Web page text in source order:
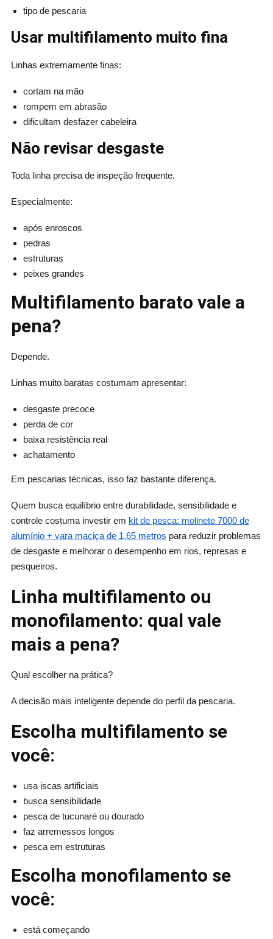
tipo de pescaria
Usar multifilamento muito fina
Linhas extremamente finas:
cortam na mão
rompem em abrasão
dificultam desfazer cabeleira
Não revisar desgaste
Toda linha precisa de inspeção frequente.
Especialmente:
após enroscos
pedras
estruturas
peixes grandes
Multifilamento barato vale a
pena?
Depende.
Linhas muito baratas costumam apresentar:
desgaste precoce
perda de cor
baixa resistência real
achatamento
Em pescarias técnicas, isso faz bastante diferença.
Quem busca equilíbrio entre durabilidade, sensibilidade e
controle costuma investir em kit de pesca: molinete 7000 de
alumínio + vara maciça de 1,65 metros para reduzir problemas
de desgaste e melhorar o desempenho em rios, represas e
pesqueiros.
Linha multifilamento ou
monofilamento: qual vale
mais a pena?
Qual escolher na prática?
A decisão mais inteligente depende do perfil da pescaria.
Escolha multifilamento se
você:
usa iscas artificiais
busca sensibilidade
pesca de tucunaré ou dourado
faz arremessos longos
pesca em estruturas
Escolha monofilamento se
você:
está começando